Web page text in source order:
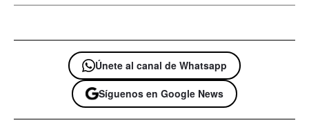
Únete al canal de Whatsapp
Síguenos en Google News